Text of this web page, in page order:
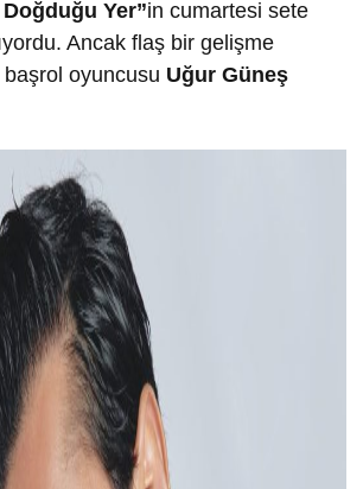
Yer”in cumartesi sete
Ancak flaş bir gelişme
oyuncusu Uğur Güneş